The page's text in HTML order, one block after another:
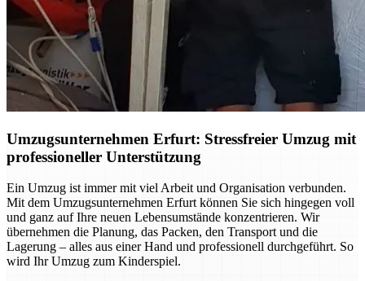
Umzugsunternehmen Erfurt: Stressfreier Umzug mit
professioneller Unterstützung
Ein Umzug ist immer mit viel Arbeit und Organisation verbunden.
Mit dem Umzugsunternehmen Erfurt können Sie sich hingegen voll
und ganz auf Ihre neuen Lebensumstände konzentrieren. Wir
übernehmen die Planung, das Packen, den Transport und die
Lagerung – alles aus einer Hand und professionell durchgeführt. So
wird Ihr Umzug zum Kinderspiel.